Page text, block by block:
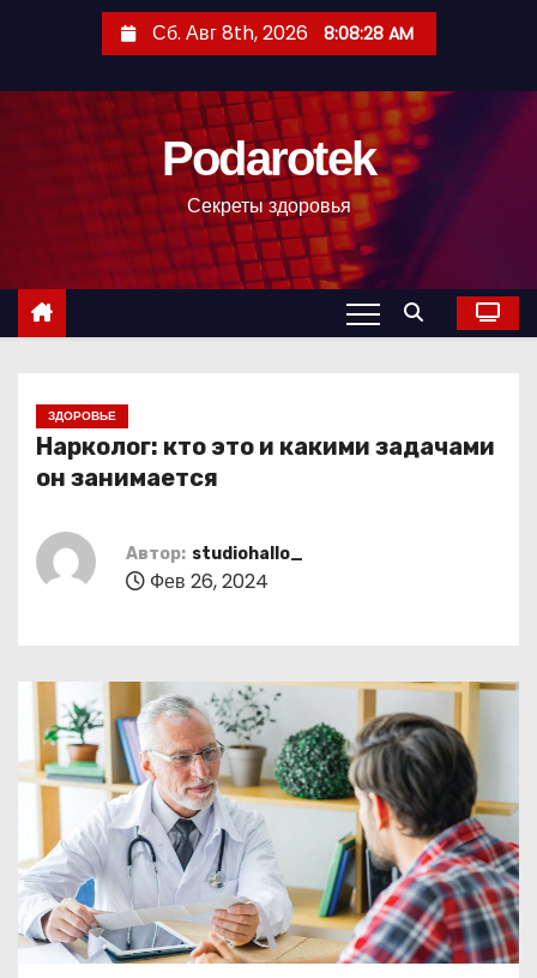
с
Сб. Авг 8th, 2026 8:08:29 AM
Podarotek
Секреты здоровья
ЗДОРОВЬЕ
Нарколог: кто это и какими задачами
он занимается
Автор: studiohallo_
Фев 26, 2024